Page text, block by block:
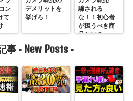
ン
て
デメリットを
挙げろ！
騙される
な！！初心者
が扱うべき商
品とは？
事 - New Posts -